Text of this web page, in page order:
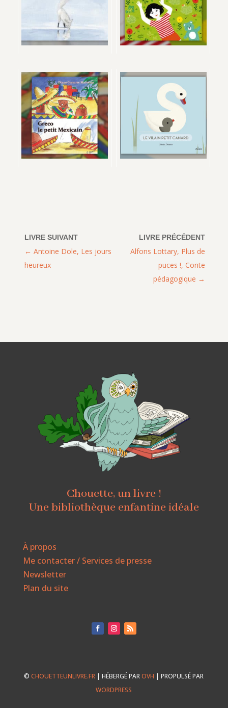
Alfons Lottary, Plus de
puces !, Conte
pédagogique
Antoine Dole, Les jours
heureux
Chouette, un livre !
Une bibliothèque enfantine idéale
À propos
Me contacter / Services de presse
Newsletter
Plan du site
©CHOUETTEUNLIVRE.FR | HÉBERGÉ PAROVH | PROPULSÉ PAR
WORDPRESS